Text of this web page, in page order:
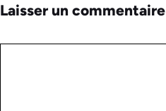
Laisser un commentaire